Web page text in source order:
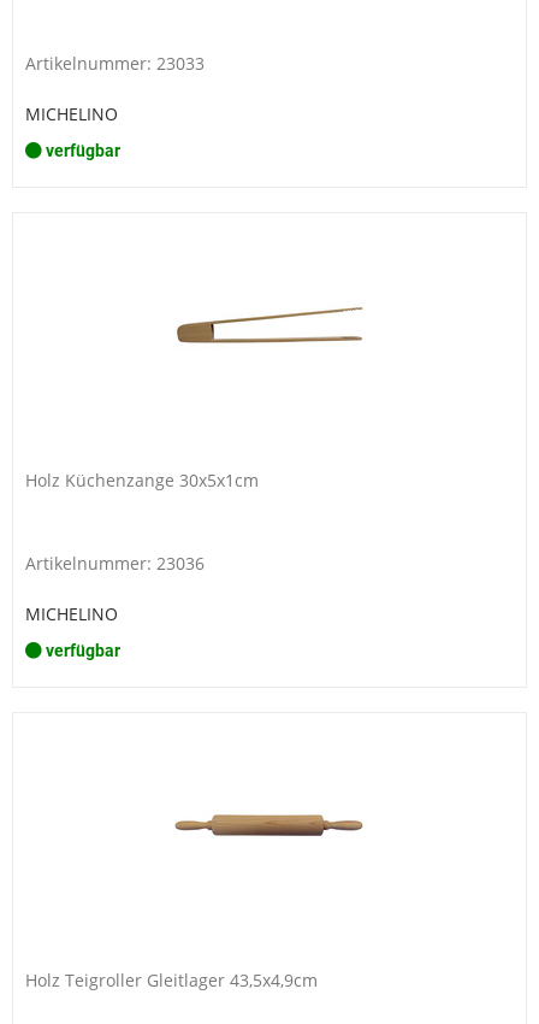
Artikelnummer: 23033
MICHELINO
verfügbar
Holz Küchenzange 30x5x1cm
Artikelnummer: 23036
MICHELINO
verfügbar
Holz Teigroller Gleitlager 43,5x4,9cm